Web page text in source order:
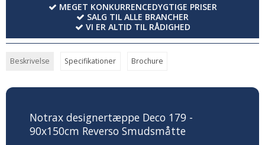
MEGET KONKURRENCEDYGTIGE PRISER
SALG TIL ALLE BRANCHER
VI ER ALTID TIL RÅDIGHED
Beskrivelse Specifikationer Brochure
Notrax designertæppe Deco 179 -
90x150cm Reverso Smudsmåtte